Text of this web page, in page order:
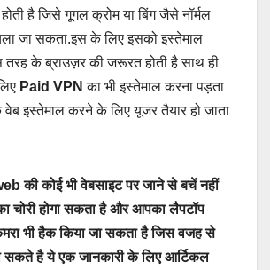
है जिसे गूगल क्रोम या बिंग जैसे नॉर्मल
जा सकता.इस के लिए इसको इस्तेमाल
के ब्राउज़र की जरूरत होती है साथ ही
Paid VPNका भी इस्तेमाल करना पड़ता
वेब इस्तेमाल करने के लिए यूजर तैयार हो जाता
की कोई भी वेबसाइट पर जाने से बचें नहीं
चोरी होगा सकता है और आपका लैपटॉप
भी हैक किया जा सकता है जिस वजह से
सकते है ये एक जानकारी के लिए आर्टिकल